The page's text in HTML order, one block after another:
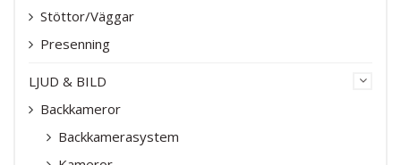
Stöttor/Väggar
Presenning
LJUD & BILD
Backkameror
Backkamerasystem